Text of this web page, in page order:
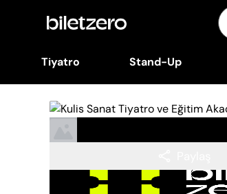
Tiyatro Stand-Up